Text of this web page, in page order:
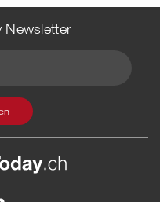
Newsletter